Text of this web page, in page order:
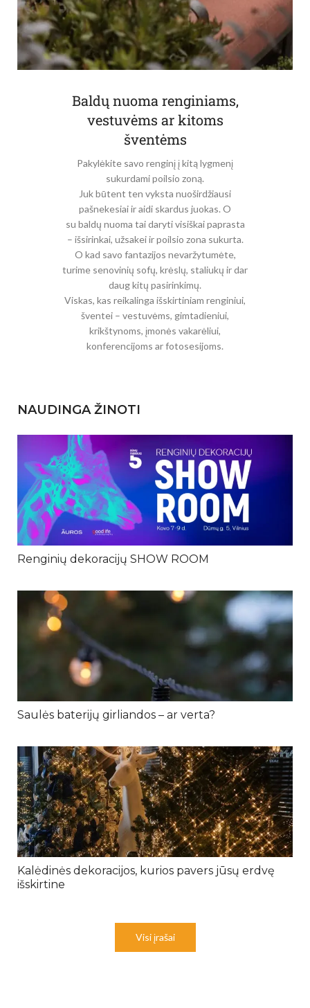
kalėdinėmis šviesomis.
Kontaktuokime
Baldų nuoma
Kurkite jaukias,
komfortiškas ir stilingas
Asortimentas
Baldų nuoma renginiams,
vestuvėms ar kitoms
šventėms
Pakylėkite savo renginį į kitą lygmenį
sukurdami poilsio zoną.
Juk būtent ten vyksta nuoširdžiausi
pašnekesiai ir aidi skardus juokas. O
su baldų nuoma tai daryti visiškai paprasta
– išsirinkai, užsakei ir poilsio zona sukurta.
O kad savo fantazijos nevaržytumėte,
turime senovinių sofų, krėslų, staliukų ir dar
daug kitų pasirinkimų.
Viskas, kas reikalinga išskirtiniam renginiui,
šventei – vestuvėms, gimtadieniui,
krikštynoms, įmonės vakarėliui,
konferencijoms ar fotosesijoms.
NAUDINGA ŽINOTI
Renginių dekoracijų SHOW ROOM
Saulės baterijų girliandos – ar verta?
Kalėdinės dekoracijos, kurios pavers jūsų erdvę
išskirtine
Visi įrašai